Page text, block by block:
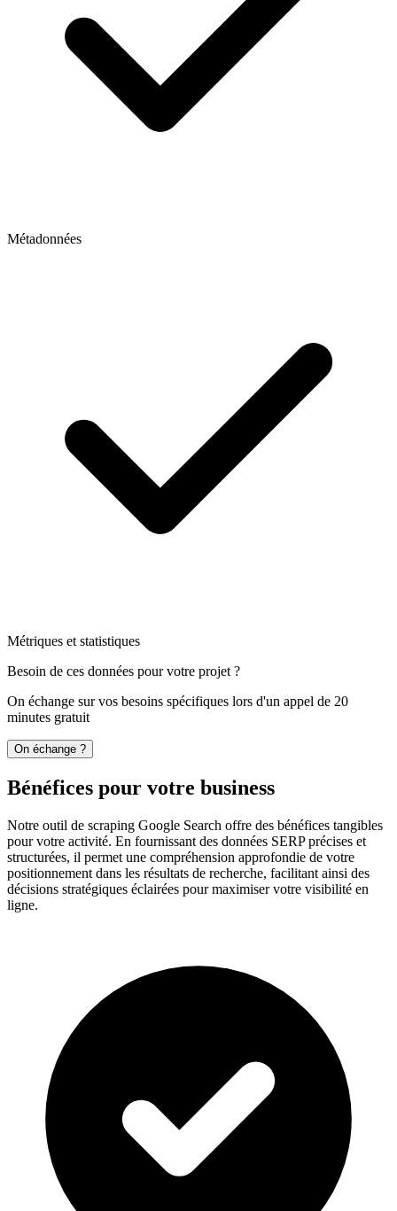
Métadonnées
Métriques et statistiques
Besoin de ces données pour votre projet ?
On échange sur vos besoins spécifiques lors d'un appel de 20
minutes gratuit
On échange ?
Bénéfices pour votre business
Notre outil de scraping Google Search offre des bénéfices tangibles
pour votre activité. En fournissant des données SERP précises et
structurées, il permet une compréhension approfondie de votre
positionnement dans les résultats de recherche, facilitant ainsi des
décisions stratégiques éclairées pour maximiser votre visibilité en
ligne.